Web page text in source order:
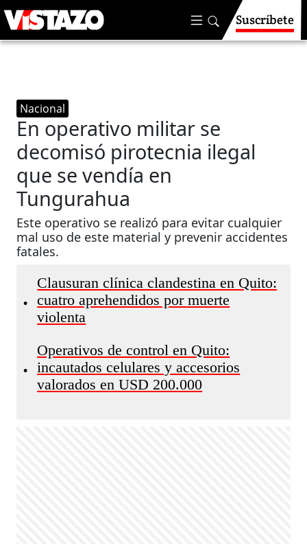
Suscríbete
Nacional
En operativo militar se
decomisó pirotecnia ilegal
que se vendía en
Tungurahua
Este operativo se realizó para evitar cualquier
mal uso de este material y prevenir accidentes
fatales.
•
Clausuran clínica clandestina en Quito:
cuatro aprehendidos por muerte
violenta
•
Operativos de control en Quito:
incautados celulares y accesorios
valorados en USD 200.000